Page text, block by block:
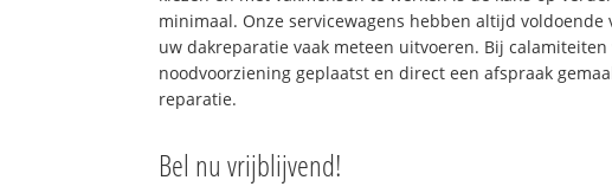
minimaal. Onze servicewagens hebben altijd voldoende
uw dakreparatie vaak meteen uitvoeren. Bij
noodvoorziening geplaatst en direct een afspraak
reparatie.
Bel nu vrijblijvend!